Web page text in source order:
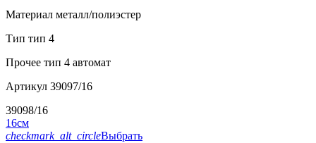
Материал металл/полиэстер
Тип тип 4
Прочее тип 4 автомат
Артикул 39097/16
39098/16
16см
checkmark_alt_circleВыбрать